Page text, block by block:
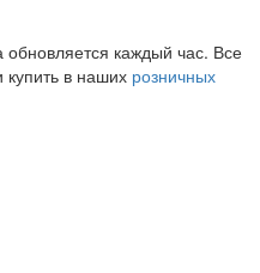
каждый час. Все
в наших розничных